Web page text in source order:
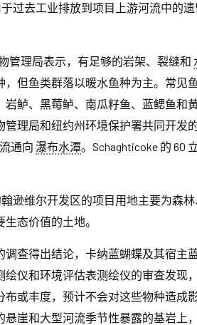
过去工业排放到项目上游河流中的
管理局表示，有足够的岩架、裂缝和
但鱼类群落以暖水鱼种为主。常见
鲈、黑莓鲈、南瓜籽鱼、蓝鳃鱼和
理局和纽约州环境保护署共同开发
通向 瀑布水潭。Schaghticoke 的 60
逊维尔开发区的项目用地主要为森
态价值的土地。
查得出结论，卡纳蓝蝴蝶及其宿主
仪和环境评估表测绘仪的审查发现
或丰度，预计不会对这些物种造成
崖和大型河流季节性暴露的基岩上